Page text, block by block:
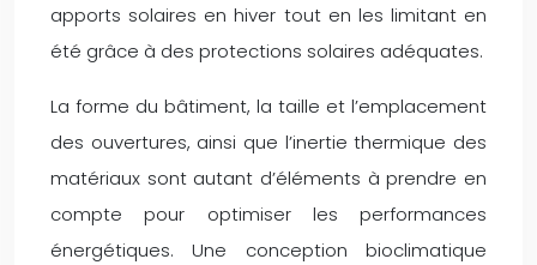
apports solaires en hiver tout en les limitant en
été grâce à des protections solaires adéquates.
La forme du bâtiment, la taille et l’emplacement
des ouvertures, ainsi que l’inertie thermique des
matériaux sont autant d’éléments à prendre en
compte pour optimiser les performances
énergétiques. Une conception bioclimatique